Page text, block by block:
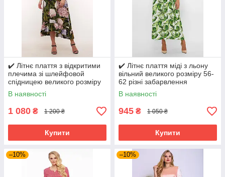
✔️ Літнє плаття з відкритими
плечима зі шлейфовой
спідницею великого розміру
54-60
В наявності
1 080 ₴ 1 200 ₴
Купити
✔️ Літнє плаття міді з льону
вільний великого розміру 56-
62 різні забарвлення
В наявності
945 ₴ 1 050 ₴
Купити
–10% –10%